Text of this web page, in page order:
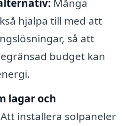
Många
hjälpa till med att
så att
budget kan
lagar och
Att installera solpaneler